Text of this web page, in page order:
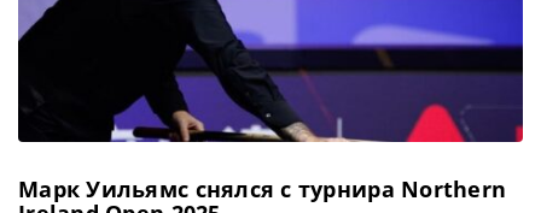
против Мэттью
Марк Уильямс снялся с турнира Northern